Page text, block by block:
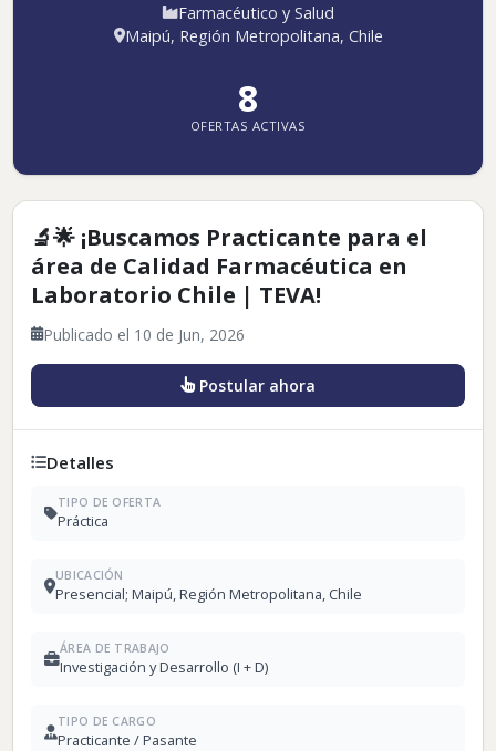
Farmacéutico y Salud
Maipú, Región Metropolitana, Chile
8
OFERTAS ACTIVAS
🔬🌟 ¡Buscamos Practicante para el
área de Calidad Farmacéutica en
Laboratorio Chile | TEVA!
Publicado el 10 de Jun, 2026
Postular ahora
Detalles
TIPO DE OFERTA
Práctica
UBICACIÓN
Presencial; Maipú, Región Metropolitana, Chile
ÁREA DE TRABAJO
Investigación y Desarrollo (I + D)
TIPO DE CARGO
Practicante / Pasante